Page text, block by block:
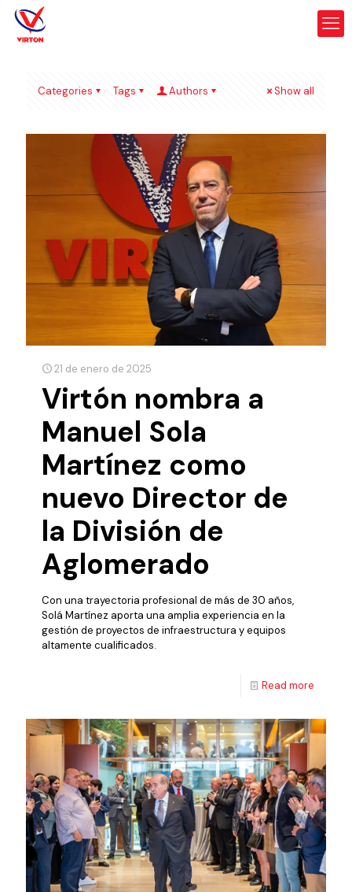
Categories Tags Authors Show all
21 de enero de 2025
Virtón nombra a
Manuel Sola
Martínez como
nuevo Director de
la División de
Aglomerado
Con una trayectoria profesional de más de 30 años,
Solá Martínez aporta una amplia experiencia en la
gestión de proyectos de infraestructura y equipos
altamente cualificados.
Read more